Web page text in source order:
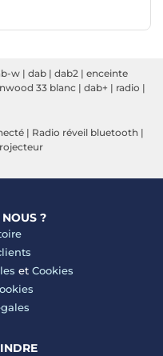
w | dab | dab2 | enceinte
33 blanc | dab+ | radio |
| Radio réveil bluetooth |
?
et Cookies